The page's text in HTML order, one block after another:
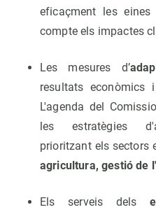
eficaçment les
compte els impactes
Les mesures d’
resultats econòmics
L'agenda del
les estratègies
prioritzant els sectors
agricultura, gestió de
Els serveis dels